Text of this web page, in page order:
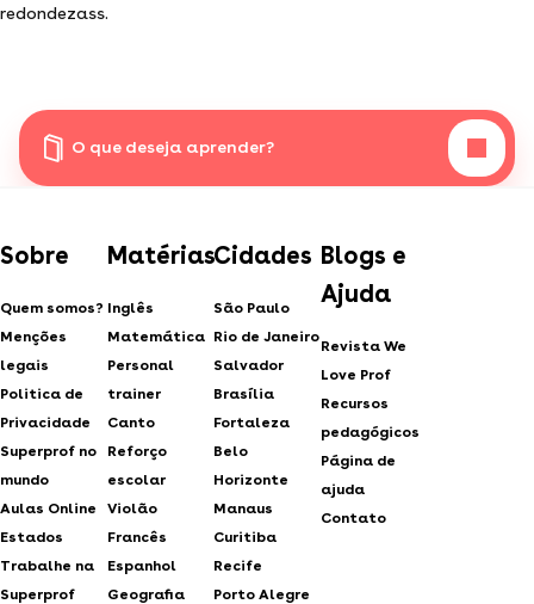
redondezass.
O que deseja aprender?
Sobre
Quem somos?
Menções
legais
Politica de
Privacidade
Superprof no
mundo
Aulas Online
Estados
Trabalhe na
Superprof
Matérias
Inglês
Matemática
Personal
trainer
Canto
Reforço
escolar
Violão
Francês
Espanhol
Geografia
Cidades
São Paulo
Rio de Janeiro
Salvador
Brasília
Fortaleza
Belo
Horizonte
Manaus
Curitiba
Recife
Porto Alegre
Blogs e
Ajuda
Revista We
Love Prof
Recursos
pedagógicos
Página de
ajuda
Contato